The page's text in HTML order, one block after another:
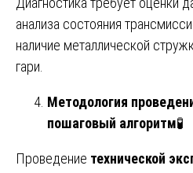
анализа состояния
наличие металлической
гари.
Методология
пошаговый алгоритм🧪
Проведение технической